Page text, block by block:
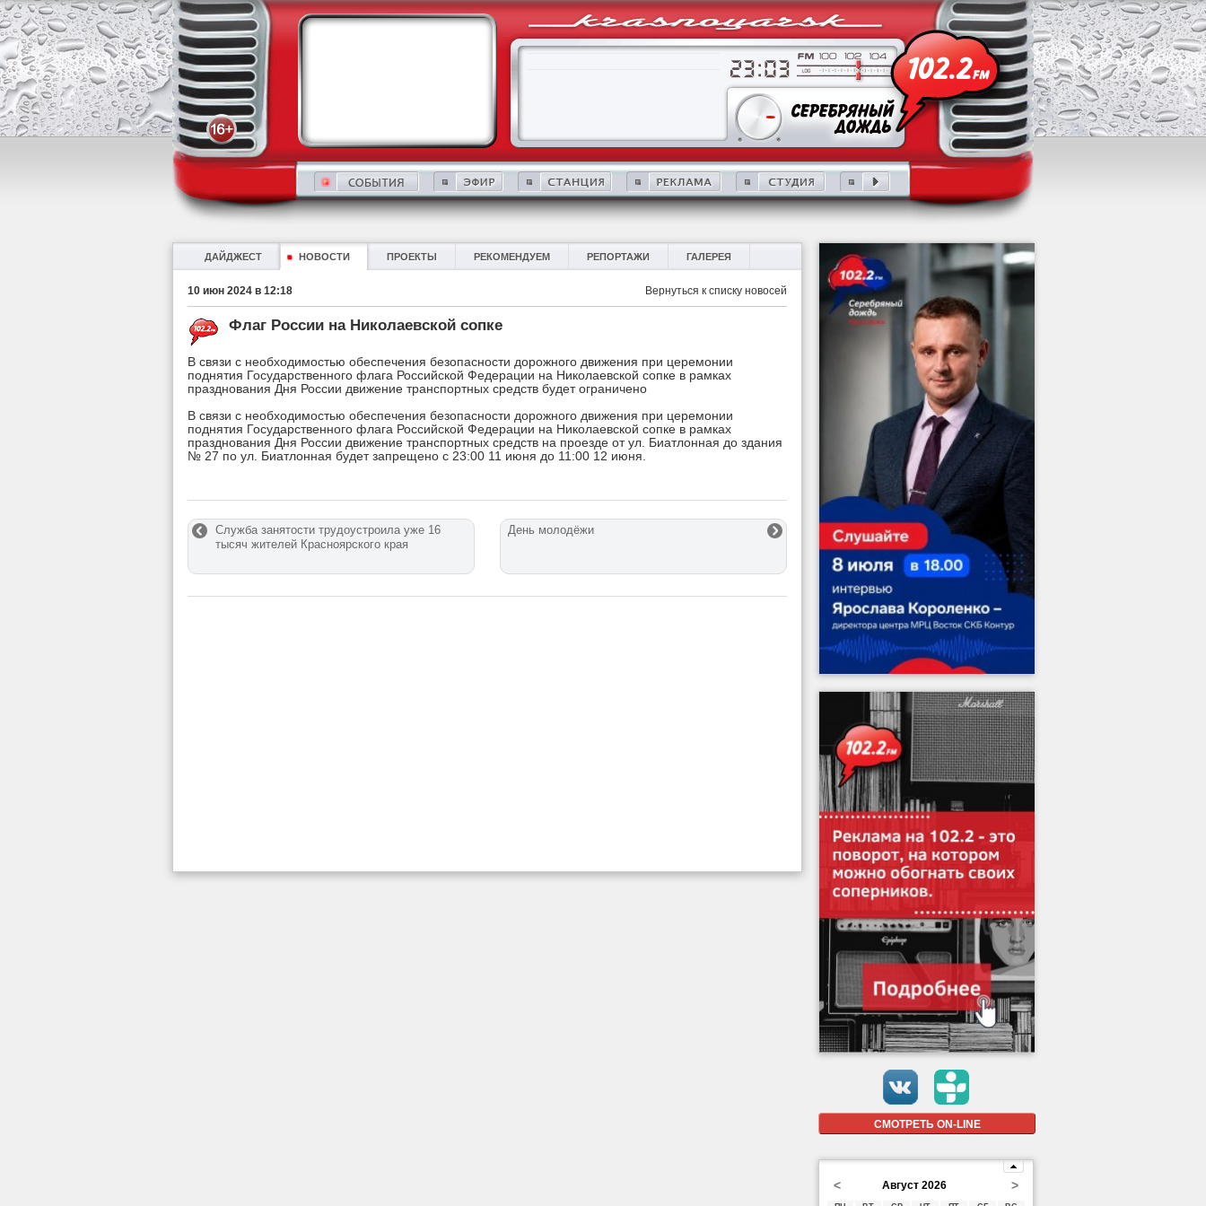
ДАЙДЖЕСТ НОВОСТИ ПРОЕКТЫ РЕКОМЕНДУЕМ РЕПОРТАЖИ ГАЛЕРЕЯ
10 июн 2024 в 12:18 Вернуться к списку новосей
Флаг России на Николаевской сопке
В связи с необходимостью обеспечения безопасности дорожного движения при церемонии
поднятия Государственного флага Российской Федерации на Николаевской сопке в рамках
празднования Дня России движение транспортных средств будет ограничено
В связи с необходимостью обеспечения безопасности дорожного движения при церемонии
поднятия Государственного флага Российской Федерации на Николаевской сопке в рамках
празднования Дня России движение транспортных средств на проезде от ул. Биатлонная до здания
№ 27 по ул. Биатлонная будет запрещено с 23:00 11 июня до 11:00 12 июня.
Служба занятости трудоустроила уже 16
тысяч жителей Красноярского края
День молодёжи
СМОТРЕТЬ ON-LINE
< >
Август 2026